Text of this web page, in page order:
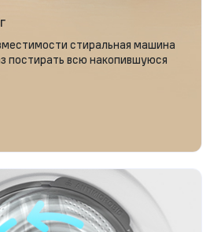
стиральная машина
постирать всю накопившуюся